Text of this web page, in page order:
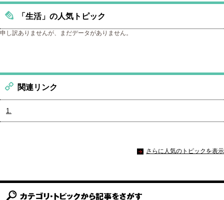
「生活」の人気トピック
申し訳ありませんが、まだデータがありません。
関連リンク
1.
さらに人気のトピックを表示